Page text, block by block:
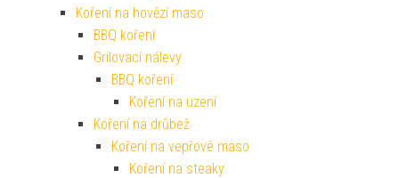
Koření na hovězí maso
BBQ koření
Grilovací nálevy
BBQ koření
Koření na uzení
Koření na drůbež
Koření na vepřové maso
Koření na steaky